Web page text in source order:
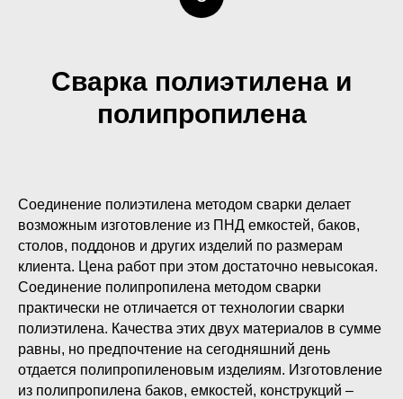
Сварка полиэтилена и
полипропилена
Соединение полиэтилена методом сварки делает
возможным изготовление из ПНД емкостей, баков,
столов, поддонов и других изделий по размерам
клиента. Цена работ при этом достаточно невысокая.
Соединение полипропилена методом сварки
практически не отличается от технологии сварки
полиэтилена. Качества этих двух материалов в сумме
равны, но предпочтение на сегодняшний день
отдается полипропиленовым изделиям. Изготовление
из полипропилена баков, емкостей, конструкций –